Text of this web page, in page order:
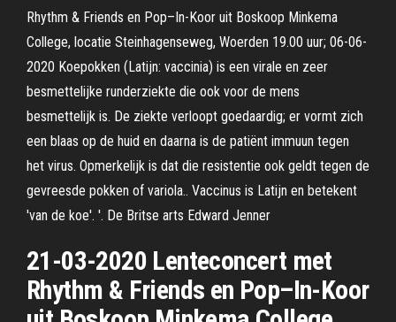
Rhythm & Friends en Pop–In-Koor uit Boskoop Minkema
College, locatie Steinhagenseweg, Woerden 19.00 uur; 06-06-
2020 Koepokken (Latijn: vaccinia) is een virale en zeer
besmettelijke runderziekte die ook voor de mens
besmettelijk is. De ziekte verloopt goedaardig; er vormt zich
een blaas op de huid en daarna is de patiënt immuun tegen
het virus. Opmerkelijk is dat die resistentie ook geldt tegen de
gevreesde pokken of variola.. Vaccinus is Latijn en betekent
'van de koe'. '. De Britse arts Edward Jenner
21-03-2020 Lenteconcert met
Rhythm & Friends en Pop–In-Koor